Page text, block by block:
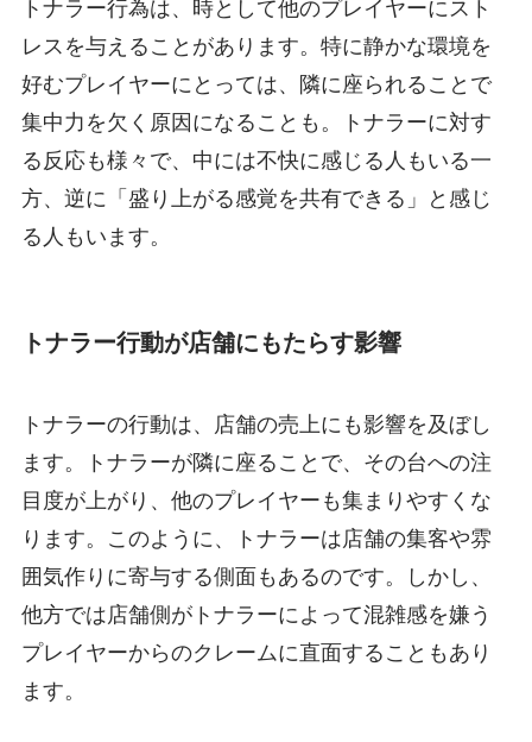
トナラー行為は、時として他のプレイヤーにスト
レスを与えることがあります。特に静かな環境を
好むプレイヤーにとっては、隣に座られることで
集中力を欠く原因になることも。トナラーに対す
る反応も様々で、中には不快に感じる人もいる一
方、逆に「盛り上がる感覚を共有できる」と感じ
る人もいます。
トナラー行動が店舗にもたらす影響
トナラーの行動は、店舗の売上にも影響を及ぼし
ます。トナラーが隣に座ることで、その台への注
目度が上がり、他のプレイヤーも集まりやすくな
ります。このように、トナラーは店舗の集客や雰
囲気作りに寄与する側面もあるのです。しかし、
他方では店舗側がトナラーによって混雑感を嫌う
プレイヤーからのクレームに直面することもあり
ます。